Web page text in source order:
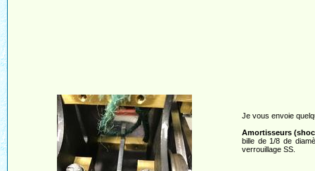
Je vous envoie
Amortisseurs
bille de 1/8 de
verrouillage SS.